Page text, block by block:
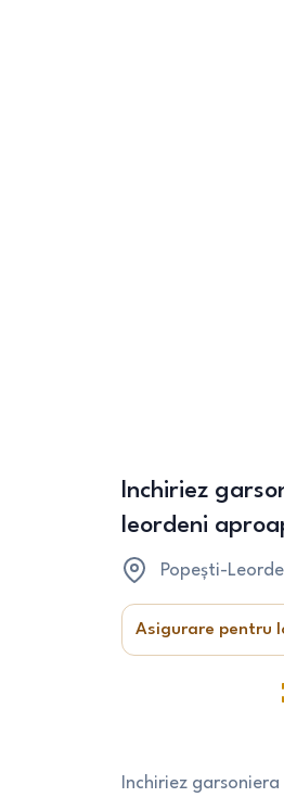
Inchiriez
leordeni
Popești-
Asigurare pentru
Inchiriez